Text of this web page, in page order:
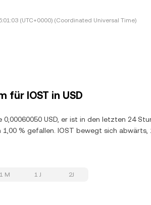
(UTC+0000) (Coordinated Universal Time)
für IOST in USD
USD, er ist in den letzten 24
% gefallen. IOST bewegt sich
1 M 1 J 2J